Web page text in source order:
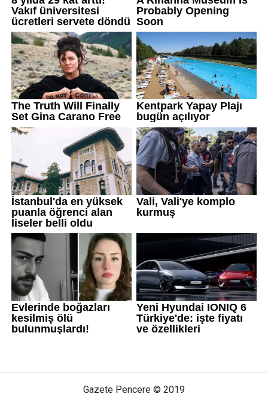
Gazete Pencere © 2019